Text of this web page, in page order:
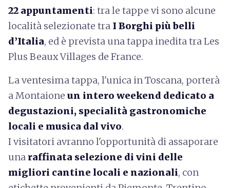
22 appuntamenti: tra le tappe vi sono alcune
località selezionate tra I Borghi più belli
d’Italia, ed è prevista una tappa inedita tra Les
Plus Beaux Villages de France.
La ventesima tappa, l'unica in Toscana, porterà
a Montaione un intero weekend dedicato a
degustazioni, specialità gastronomiche
locali e musica dal vivo.
I visitatori avranno l'opportunità di assaporare
una raffinata selezione di vini delle
migliori cantine locali e nazionali, con